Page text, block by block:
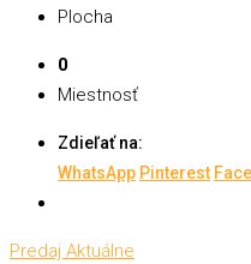
Plocha
0
Miestnosť
Zdieľať na:
WhatsApp Pinterest
Predaj Aktuálne